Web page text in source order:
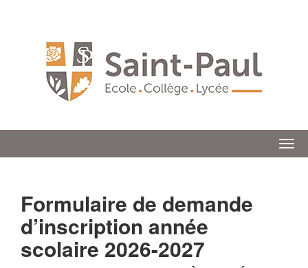
Formulaire de demande
d’inscription année
scolaire 2026-2027